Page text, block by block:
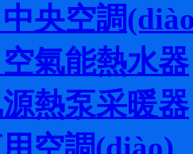
央空調
氣能熱水器
熱泵采暖器
空調(diào)